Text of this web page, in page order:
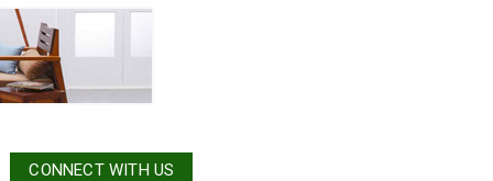
CONNECT WITH US